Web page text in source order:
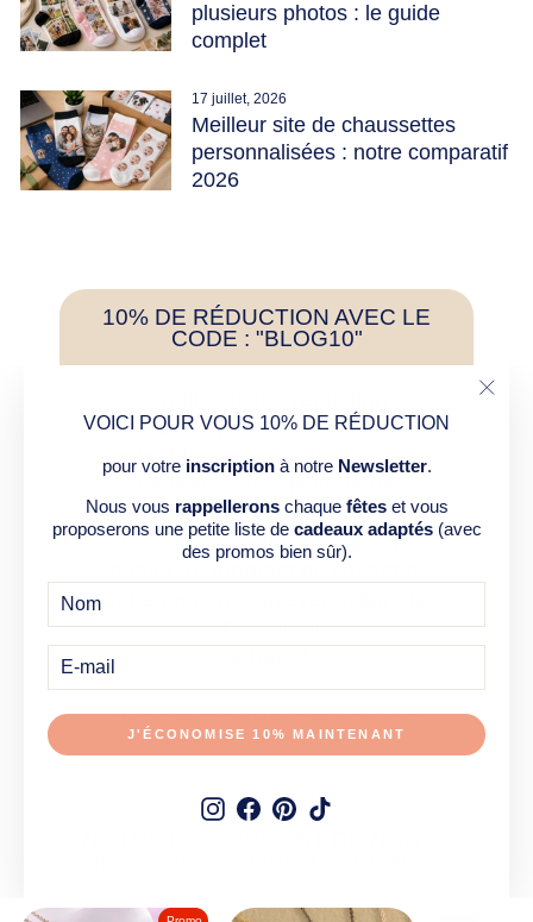
VOICI POUR VOUS 10% DE RÉDUCTION
pour votre inscriptionà notre Newsletter.
Nous vous rappelleronschaque fêteset vous
proposerons une petite liste de cadeaux adaptés(avec
des promos bien sûr).
J'ÉCONOMISE 10% MAINTENANT
InstagramFacebook
Pinterest
plusieurs photos : le guide
complet
17 juillet, 2026
Meilleur site de chaussettes
personnalisées : notre comparatif
2026
10% DE RÉDUCTION AVEC LE
CODE : "BLOG10"
exclusive pour les lecteurs de
notre blog de 10% sur tous les
réduction "BLOG10". Saisissez
le code de réduction dans le
10 % sur l'ensemble de vos
*La réduction n'est pas cumulable avec
d'autres promotions.